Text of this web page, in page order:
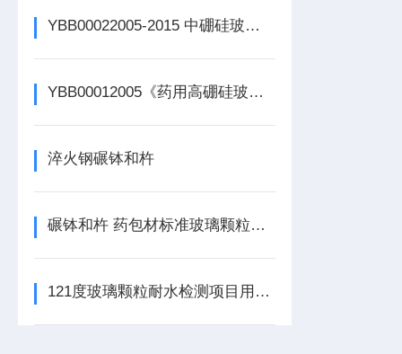
YBB00022005-2015 中硼硅玻璃输液瓶检测仪器设备有哪些
YBB00012005《药用高硼硅玻璃管》121℃颗粒耐水性检测
淬火钢碾钵和杵
碾钵和杵 药包材标准玻璃颗粒耐水性装置
121度玻璃颗粒耐水检测项目用碾钵和杵介绍